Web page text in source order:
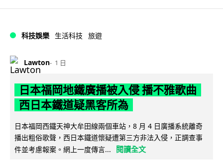
科技娛樂 生活科技 旅遊
Lawton 1 日
日本福岡地鐵廣播被入侵 播不雅歌曲
西日本鐵道疑黑客所為
日本福岡西鐵天神大牟田線兩個車站，8 月 4 日廣播系統離奇
播出粗俗歌聲，西日本鐵道懷疑遭第三方非法入侵，正調查事
件並考慮報案。網上一度傳言...
閱讀全文